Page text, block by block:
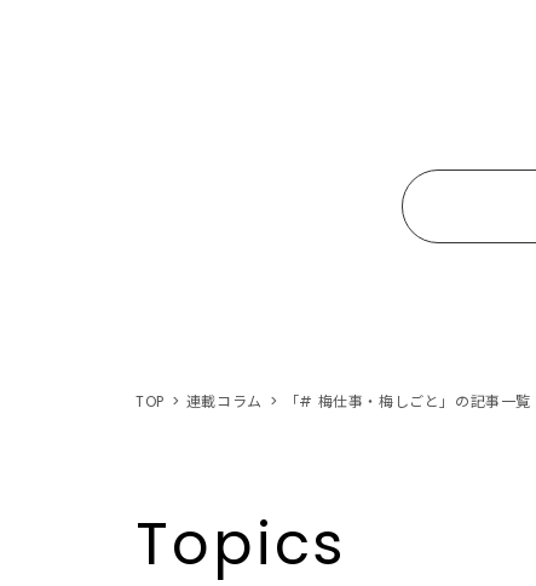
TOP 連載コラム 「# 梅仕事・梅しごと」の記事一覧
Topics